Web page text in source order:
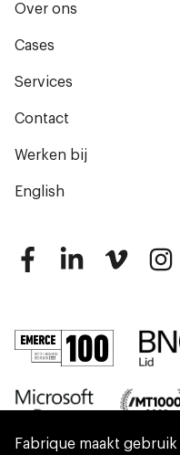
Over ons
Cases
Services
Contact
Werken bij
English
Fabrique maakt